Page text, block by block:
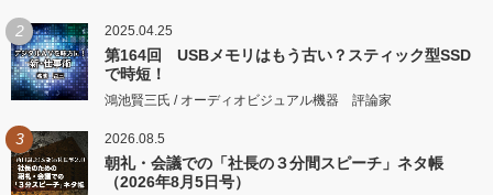
2 2025.04.25
第164回 USBメモリはもう古い？スティック型SSD
で時短！
鴻池賢三氏 / オーディオビジュアル機器 評論家
3 2026.08.5
朝礼・会議での「社長の３分間スピーチ」ネタ帳
（2026年8月5日号）